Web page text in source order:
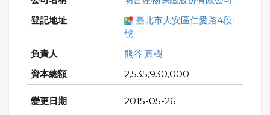
臺北市大安區仁愛路4段1
號
熊谷 真樹
2,535,930,000
2015-05-26